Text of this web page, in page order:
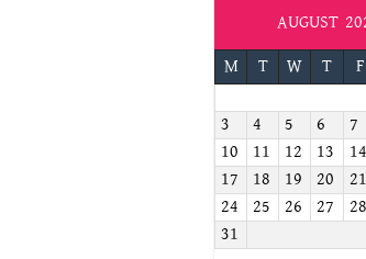
AUGUST
M
T W T F
3
4 5 6 7
10
11 12 13 14
17
18 19 20 21
24
25 26 27 28
31